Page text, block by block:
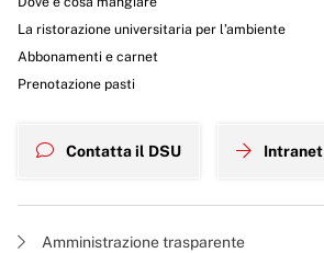
La ristorazione universitaria per l’ambiente
Abbonamenti e carnet
Prenotazione pasti
Contatta il DSU Intranet
Amministrazione trasparente